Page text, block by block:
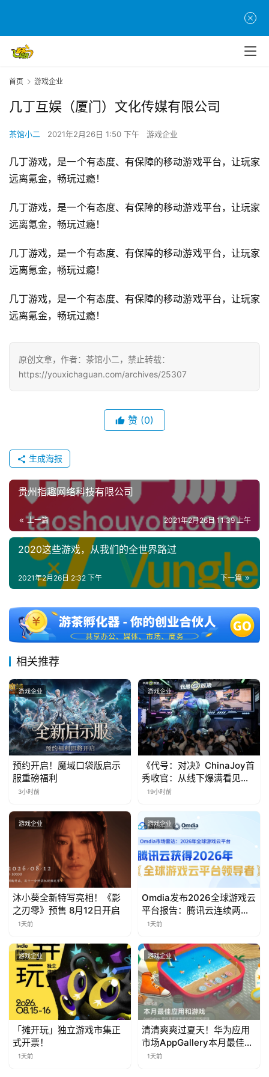
页
游
原
创
戏
业
界
手
游
单
机
游
戏
5
第
三
金
茶
7
月
3
0
日
茶
接
会
上
站
中
文
中
国
首页 游戏企业
几丁互娱（厦门）文化传媒有限公司
茶馆小二 2021年2月26日 1:50 下午 游戏企业
几丁游戏，是一个有态度、有保障的移动游戏平台，让玩家
远离氪金，畅玩过瘾！
几丁游戏，是一个有态度、有保障的移动游戏平台，让玩家
远离氪金，畅玩过瘾！
几丁游戏，是一个有态度、有保障的移动游戏平台，让玩家
远离氪金，畅玩过瘾！
几丁游戏，是一个有态度、有保障的移动游戏平台，让玩家
远离氪金，畅玩过瘾！
原创文章，作者：茶馆小二，禁止转载：
https://youxichaguan.com/archives/25307
赞 (0)
生成海报
贵州指趣网络科技有限公司
上一篇 2021年2月26日 11:39 上午
2020这些游戏，从我们的全世界路过
下一篇
2021年2月26日 2:32 下午
相关推荐
游戏企业
预约开启！魔域口袋版启示
服重磅福利
3小时前
游戏企业
《代号：对决》ChinaJoy首
秀收官：从线下爆满看见玩
家的真实期待
19小时前
游戏企业
沐小葵全新特写亮相！《影
之刃零》预售 8月12日开启
1天前
游戏企业
Omdia发布2026全球游戏云
平台报告：腾讯云连续两年
入选“领导者”象限
1天前
游戏企业
「摊开玩」独立游戏市集正
式开票！
1天前
游戏企业
清清爽爽过夏天！华为应用
市场AppGallery本月最佳上
新，款款提升幸福感
1天前